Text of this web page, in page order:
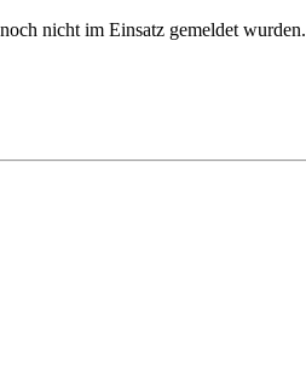
nicht im Einsatz gemeldet wurden.